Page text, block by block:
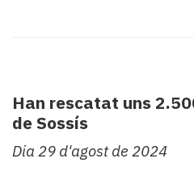
del
Pallars
Contingut
patrocinat
Han rescatat uns
de Sossís
Dia 29 d'agost de 2024